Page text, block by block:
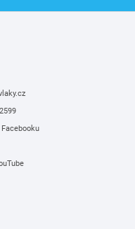
Facebooku